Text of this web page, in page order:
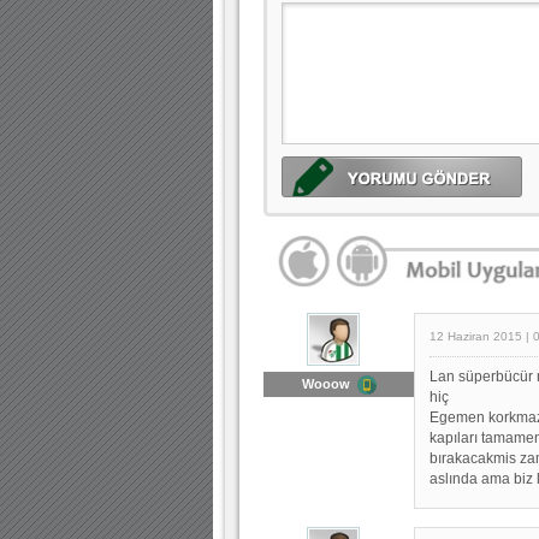
Wooow
12 Haziran 2015 |
Lan süperbücür
hiç
Egemen
kapıları
bırakacakmis
aslında ama